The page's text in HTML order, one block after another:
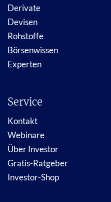
Derivate
Devisen
Rohstoffe
Börsenwissen
Experten
Service
Kontakt
Webinare
Über Investor
Gratis-Ratgeber
Investor-Shop